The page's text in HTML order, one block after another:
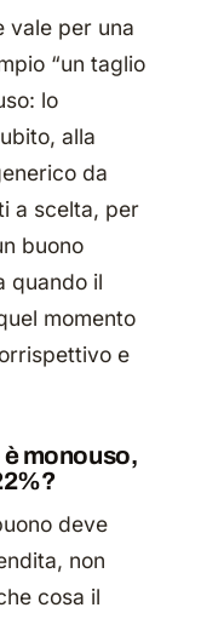
vale per una
“un taglio
lo
alla
da
a scelta, per
buono
quando il
momento
e
è monouso,
deve
non
cosa il